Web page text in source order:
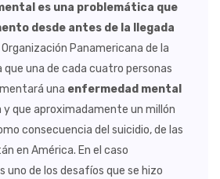
es una problemática que
desde antes de la llegada
Organización Panamericana de la
que una de cada cuatro personas
una enfermedad mental
y que aproximadamente un millón
consecuencia del suicidio, de las
en América. En el caso
uno de los desafíos que se hizo